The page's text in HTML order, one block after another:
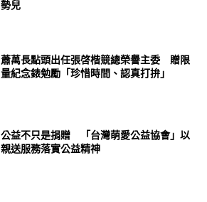
勢兒
蕭萬長點頭出任張啓楷競總榮譽主委 贈限
量紀念錶勉勵「珍惜時間、認真打拚」
公益不只是捐贈 「台灣萌愛公益協會」以
親送服務落實公益精神